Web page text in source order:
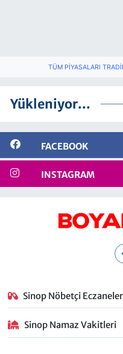
TÜM PIYASALARI
Yükleniyor...
FACEBOOK
INSTAGRAM
Sinop Nöbetçi Eczaneler
Sinop Namaz Vakitleri